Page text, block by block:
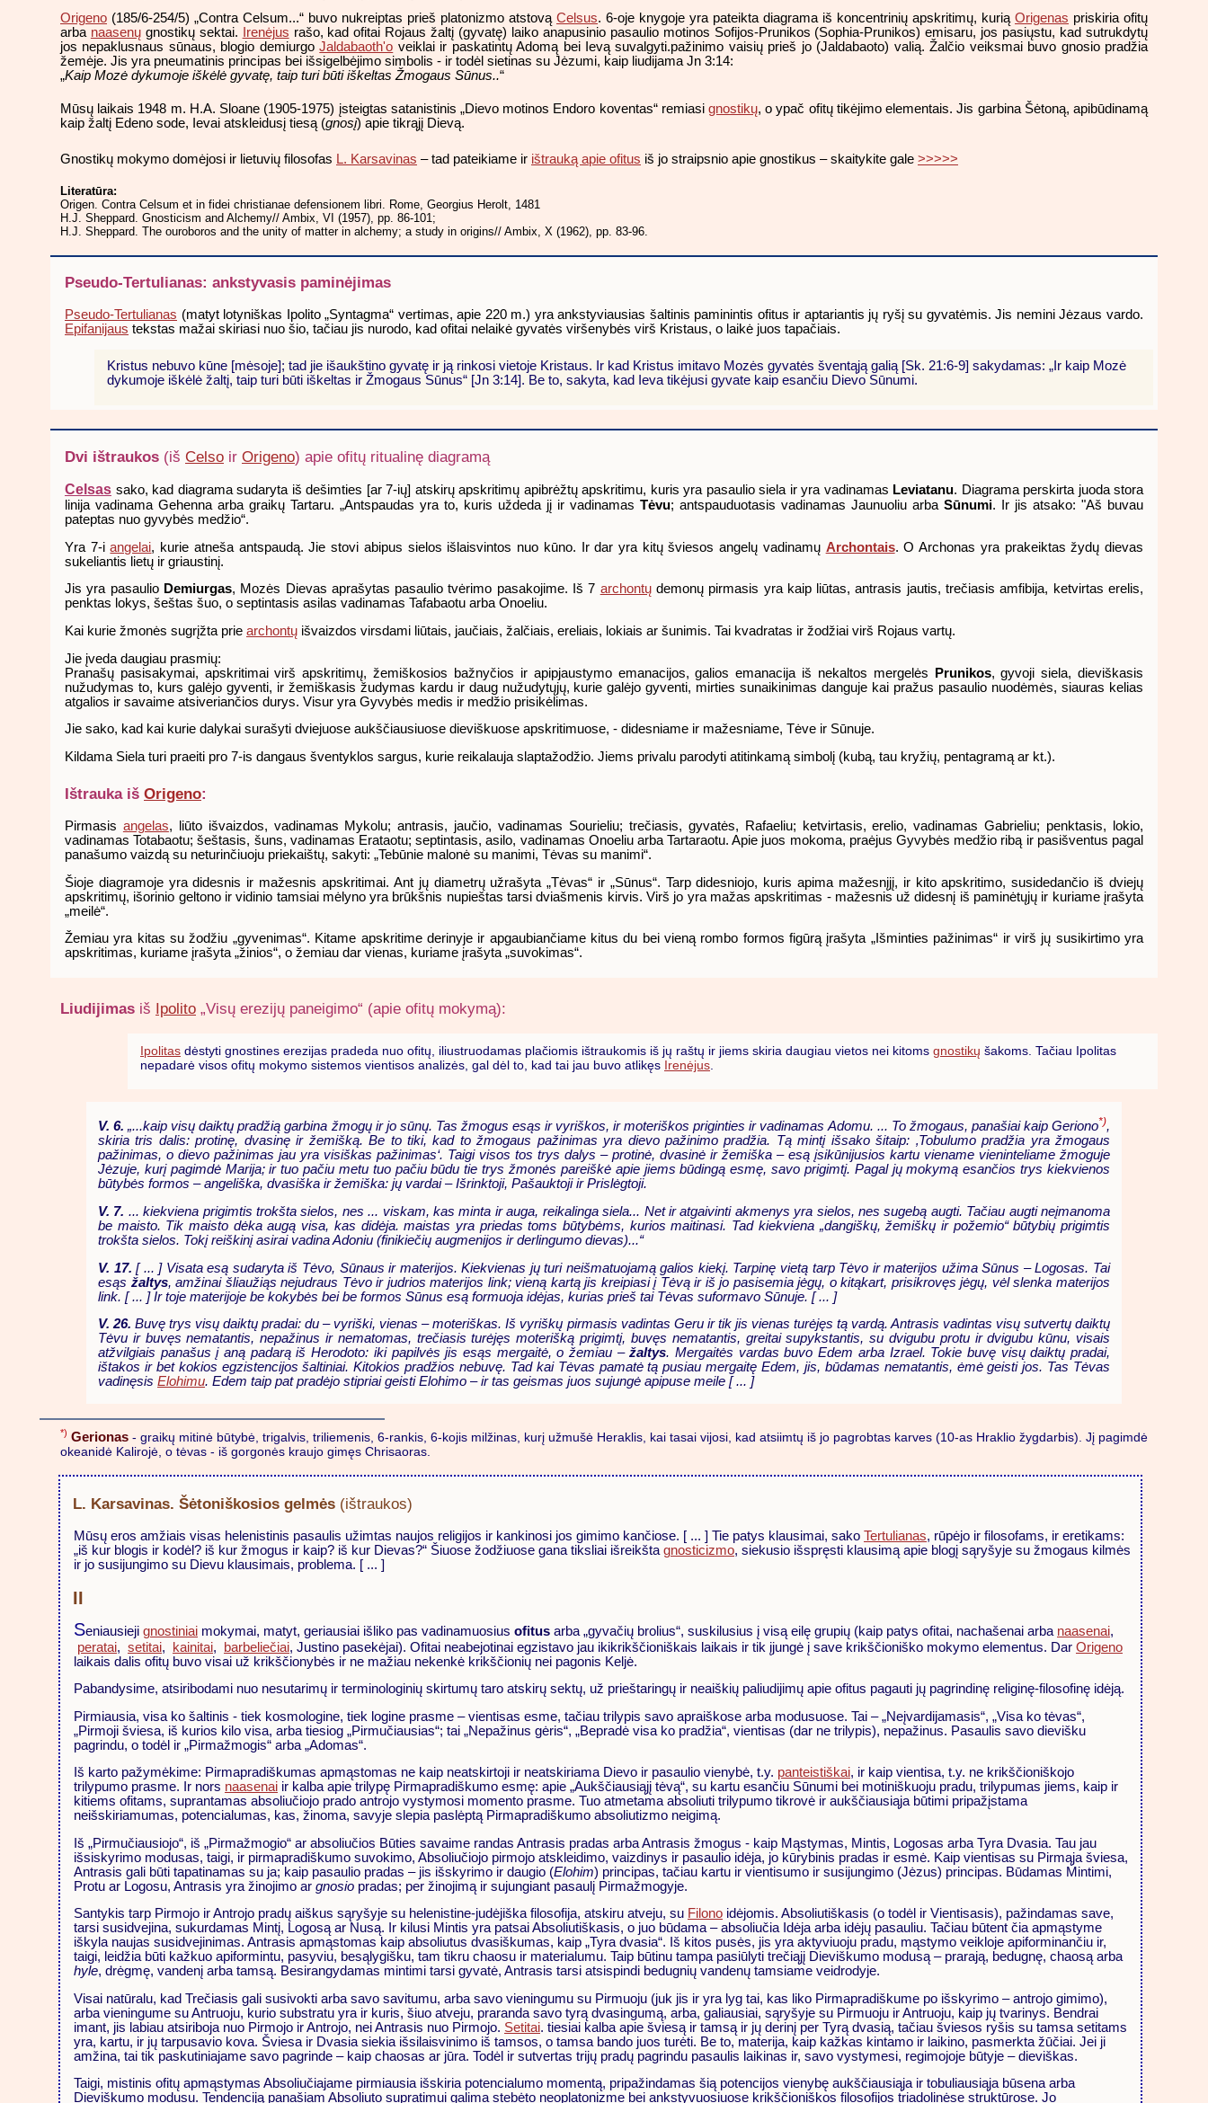
Origeno (185/6-254/5) „Contra Celsum...“ buvo nukreiptas prieš platonizmo atstovą Celsus. 6-oje knygoje yra pateikta diagrama iš koncentrinių apskritimų, kurią Origenas priskiria ofitų
arba naasenųgnostikų sektai. Irenėjus rašo, kad ofitai Rojaus žaltį (gyvatę) laiko anapusinio pasaulio motinos Sofijos-Prunikos (Sophia-Prunikos) emisaru, jos pasiųstu, kad sutrukdytų
jos nepaklusnaus sūnaus, blogio demiurgoJaldabaoth'o veiklai ir paskatintų Adomą bei Ievą suvalgyti.pažinimo vaisių prieš jo (Jaldabaoto) valią. Žalčio veiksmai buvo gnosio pradžia
žemėje. Jis yra pneumatinis principas bei išsigelbėjimo simbolis - ir todėl sietinas su Jėzumi, kaip liudijama Jn 3:14:
„Kaip Mozė dykumoje iškėlė gyvatę, taip turi būti iškeltas Žmogaus Sūnus..“
Mūsų laikais 1948 m. H.A. Sloane (1905-1975) įsteigtas satanistinis „Dievo motinos Endoro koventas“ remiasignostikų, o ypač ofitų tikėjimo elementais. Jis garbina Šėtoną, apibūdinamą
kaip žaltį Edeno sode, Ievai atskleidusį tiesą (gnosį) apie tikrąjį Dievą.
Gnostikų mokymo domėjosi ir lietuvių filosofas L. Karsavinas – tad pateikiame ir ištrauką apie ofitus iš jo straipsnio apie gnostikus – skaitykite gale >>>>>
Literatūra:
Origen. Contra Celsum et in fidei christianae defensionem libri. Rome, Georgius Herolt, 1481
H.J. Sheppard. Gnosticism and Alchemy// Ambix, VI (1957), pp. 86-101;
H.J. Sheppard. The ouroboros and the unity of matter in alchemy; a study in origins// Ambix, X (1962), pp. 83-96.
Pseudo-Tertulianas: ankstyvasis paminėjimas
Pseudo-Tertulianas (matyt lotyniškas Ipolito „Syntagma“ vertimas, apie 220 m.) yra ankstyviausias šaltinis paminintis ofitus ir aptariantis jų ryšį su gyvatėmis. Jis nemini Jėzaus vardo.
Epifanijaus tekstas mažai skiriasi nuo šio, tačiau jis nurodo, kad ofitai nelaikė gyvatės viršenybės virš Kristaus, o laikė juos tapačiais.
Kristus nebuvo kūne [mėsoje]; tad jie išaukštino gyvatę ir ją rinkosi vietoje Kristaus. Ir kad Kristus imitavo Mozės gyvatės šventąją galią [Sk. 21:6-9] sakydamas: „Ir kaip Mozė
dykumoje iškėlė žaltį, taip turi būti iškeltas ir Žmogaus Sūnus“ [Jn 3:14]. Be to, sakyta, kad Ieva tikėjusi gyvate kaip esančiu Dievo Sūnumi.
Dvi ištraukos (iš Celso ir Origeno) apie ofitų ritualinę diagramą
Celsas sako, kad diagrama sudaryta iš dešimties [ar 7-ių] atskirų apskritimų apibrėžtų apskritimu, kuris yra pasaulio siela ir yra vadinamas Leviatanu. Diagrama perskirta juoda stora
linija vadinama Gehenna arba graikų Tartaru. „Antspaudas yra to, kuris uždeda jį ir vadinamas Tėvu; antspauduotasis vadinamas Jaunuoliu arba Sūnumi. Ir jis atsako: "Aš buvau
pateptas nuo gyvybės medžio“.
Yra 7-iangelai, kurie atneša antspaudą. Jie stovi abipus sielos išlaisvintos nuo kūno. Ir dar yra kitų šviesos angelų vadinamų Archontais. O Archonas yra prakeiktas žydų dievas
sukeliantis lietų ir griaustinį.
Jis yra pasaulio Demiurgas, Mozės Dievas aprašytas pasaulio tvėrimo pasakojime. Iš 7 archontųdemonų pirmasis yra kaip liūtas, antrasis jautis, trečiasis amfibija, ketvirtas erelis,
penktas lokys, šeštas šuo, o septintasis asilas vadinamas Tafabaotu arba Onoeliu.
Kai kurie žmonės sugrįžta prie archontų išvaizdos virsdami liūtais, jaučiais, žalčiais, ereliais, lokiais ar šunimis. Tai kvadratas ir žodžiai virš Rojaus vartų.
Jie įveda daugiau prasmių:
Pranašų pasisakymai, apskritimai virš apskritimų, žemiškosios bažnyčios ir apipjaustymo emanacijos, galios emanacija iš nekaltos mergelės
Prunikos, gyvoji siela, dieviškasis
nužudymas to, kurs galėjo gyventi, ir žemiškasis žudymas kardu ir daug nužudytųjų, kurie galėjo gyventi, mirties sunaikinimas danguje kai pražus pasaulio nuodėmės, siauras kelias
atgalios ir savaime atsiveriančios durys. Visur yra Gyvybės medis ir medžio prisikėlimas.
Jie sako, kad kai kurie dalykai surašyti dviejuose aukščiausiuose dieviškuose apskritimuose, - didesniame ir mažesniame, Tėve ir Sūnuje.
Kildama Siela turi praeiti pro 7-is dangaus šventyklos sargus, kurie reikalauja slaptažodžio. Jiems privalu parodyti atitinkamą simbolį (kubą, tau kryžių, pentagramą ar kt.).
Ištrauka iš Origeno:
Pirmasis angelas, liūto išvaizdos, vadinamas Mykolu; antrasis, jaučio, vadinamas Sourieliu; trečiasis, gyvatės, Rafaeliu; ketvirtasis, erelio, vadinamas Gabrieliu; penktasis, lokio,
vadinamas Totabaotu; šeštasis, šuns, vadinamas Erataotu; septintasis, asilo, vadinamas Onoeliu arba Tartaraotu. Apie juos mokoma, praėjus Gyvybės medžio ribą ir pasišventus pagal
panašumo vaizdą su neturinčiuoju priekaištų, sakyti: „Tebūnie malonė su manimi, Tėvas su manimi“.
Šioje diagramoje yra didesnis ir mažesnis apskritimai. Ant jų diametrų užrašyta „Tėvas“ ir „Sūnus“. Tarp didesniojo, kuris apima mažesnįjį, ir kito apskritimo, susidedančio iš dviejų
apskritimų, išorinio geltono ir vidinio tamsiai mėlyno yra brūkšnis nupieštas tarsi dviašmenis kirvis. Virš jo yra mažas apskritimas - mažesnis už didesnį iš paminėtųjų ir kuriame įrašyta
„meilė“.
Žemiau yra kitas su žodžiu „gyvenimas“. Kitame apskritime derinyje ir apgaubiančiame kitus du bei vieną rombo formos figūrą įrašyta „Išminties pažinimas“ ir virš jų susikirtimo yra
apskritimas, kuriame įrašyta „žinios“, o žemiau dar vienas, kuriame įrašyta „suvokimas“.
Liudijimas iš Ipolito „Visų erezijų paneigimo“ (apie ofitų mokymą):
Ipolitas dėstyti gnostines erezijas pradeda nuo ofitų, iliustruodamas plačiomis ištraukomis iš jų raštų ir jiems skiria daugiau vietos nei kitoms gnostikų šakoms. Tačiau Ipolitas
nepadarė visos ofitų mokymo sistemos vientisos analizės, gal dėl to, kad tai jau buvo atlikęs Irenėjus
V. 6. „...kaip visų daiktų pradžią garbina žmogų ir jo sūnų. Tas žmogus esąs ir vyriškos, ir moteriškos priginties ir vadinamas Adomu. ... To žmogaus, panašiai kaip Geriono*),
skiria tris dalis: protinę, dvasinę ir žemišką. Be to tiki, kad to žmogaus pažinimas yra dievo pažinimo pradžia. Tą mintį išsako šitaip: ‚Tobulumo pradžia yra žmogaus
pažinimas, o dievo pažinimas jau yra visiškas pažinimas‘. Taigi visos tos trys dalys – protinė, dvasinė ir žemiška – esą įsikūnijusios kartu viename vieninteliame žmoguje
Jėzuje, kurį pagimdė Marija; ir tuo pačiu metu tuo pačiu būdu tie trys žmonės pareiškė apie jiems būdingą esmę, savo prigimtį. Pagal jų mokymą esančios trys kiekvienos
būtybės formos – angeliška, dvasiška ir žemiška: jų vardai – Išrinktoji, Pašauktoji ir Prislėgtoji.
V. 7. ... kiekviena prigimtis trokšta sielos, nes ... viskam, kas minta ir auga, reikalinga siela... Net ir atgaivinti akmenys yra sielos, nes sugebą augti. Tačiau augti neįmanoma
be maisto. Tik maisto dėka augą visa, kas didėja. maistas yra priedas toms būtybėms, kurios maitinasi. Tad kiekviena „dangiškų, žemiškų ir požemio“ būtybių prigimtis
trokšta sielos. Tokį reiškinį asirai vadina Adoniu (finikiečių augmenijos ir derlingumo dievas)...“
V. 17. [ ... ] Visata esą sudaryta iš Tėvo, Sūnaus ir materijos. Kiekvienas jų turi neišmatuojamą galios kiekį. Tarpinę vietą tarp Tėvo ir materijos užima Sūnus – Logosas. Tai
esąs žaltys, amžinai šliaužiąs nejudraus Tėvo ir judrios materijos link; vieną kartą jis kreipiasi į Tėvą ir iš jo pasisemia jėgų, o kitąkart, prisikrovęs jėgų, vėl slenka materijos
link. [ ... ] Ir toje materijoje be kokybės bei be formos Sūnus esą formuoja idėjas, kurias prieš tai Tėvas suformavo Sūnuje. [ ... ]
V. 26. Buvę trys visų daiktų pradai: du – vyriški, vienas – moteriškas. Iš vyriškų pirmasis vadintas Geru ir tik jis vienas turėjęs tą vardą. Antrasis vadintas visų sutvertų daiktų
Tėvu ir buvęs nematantis, nepažinus ir nematomas, trečiasis turėjęs moterišką prigimtį, buvęs nematantis, greitai supykstantis, su dvigubu protu ir dvigubu kūnu, visais
atžvilgiais panašus į aną padarą iš Herodoto: iki papilvės jis esąs mergaitė, o žemiau –žaltys. Mergaitės vardas buvo Edem arba Izrael. Tokie buvę visų daiktų pradai,
ištakos ir bet kokios egzistencijos šaltiniai. Kitokios pradžios nebuvę. Tad kai Tėvas pamatė tą pusiau mergaitę Edem, jis, būdamas nematantis, ėmė geisti jos. Tas Tėvas
vadinęsis Elohimu. Edem taip pat pradėjo stipriai geisti Elohimo – ir tas geismas juos sujungė apipuse meile [ ... ]
*) Gerionas - graikų mitinė būtybė, trigalvis, triliemenis, 6-rankis, 6-kojis milžinas, kurį užmušė Heraklis, kai tasai vijosi, kad atsiimtų iš jo pagrobtas karves (10-as Hraklio žygdarbis). Jį pagimdė
okeanidė Kalirojė, o tėvas - iš gorgonės kraujo gimęs Chrisaoras.
L. Karsavinas. Šėtoniškosios gelmės (ištraukos)
Mūsų eros amžiais visas helenistinis pasaulis užimtas naujos religijos ir kankinosi jos gimimo kančiose. [ ... ] Tie patys klausimai, sako Tertulianas, rūpėjo ir filosofams, ir eretikams:
„iš kur blogis ir kodėl? iš kur žmogus ir kaip? iš kur Dievas?“ Šiuose žodžiuose gana tiksliai išreikštagnosticizmo, siekusio išspręsti klausimą apie blogį sąryšyje su žmogaus kilmės
ir jo susijungimo su Dievu klausimais, problema. [ ... ]
II
Seniausieji gnostiniai mokymai, matyt, geriausiai išliko pas vadinamuosius ofitus arba „gyvačių brolius“, suskilusius į visą eilę grupių (kaip patys ofitai, nachašenai arba naasenai,
peratai, setitai, kainitai, barbeliečiai, Justino pasekėjai). Ofitai neabejotinai egzistavo jau ikikrikščioniškais laikais ir tik įjungė į save krikščioniško mokymo elementus. Dar Origeno
laikais dalis ofitų buvo visai už krikščionybės ir ne mažiau nekenkė krikščionių nei pagonis Keljė.
Pabandysime, atsiribodami nuo nesutarimų ir terminologinių skirtumų taro atskirų sektų, už prieštaringų ir neaiškių paliudijimų apie ofitus pagauti jų pagrindinę religinę-filosofinę idėją.
Pirmiausia, visa ko šaltinis - tiek kosmologine, tiek logine prasme – vientisas esme, tačiau trilypis savo apraiškose arba modusuose. Tai – „Neįvardijamasis“, „Visa ko tėvas“,
„Pirmoji šviesa, iš kurios kilo visa, arba tiesiog „Pirmučiausias“; tai „Nepažinus gėris“, „Bepradė visa ko pradžia“, vientisas (dar ne trilypis), nepažinus. Pasaulis savo dievišku
pagrindu, o todėl ir „Pirmažmogis“ arba „Adomas“.
Iš karto pažymėkime: Pirmapradiškumas apmąstomas ne kaip neatskirtoji ir neatskiriama Dievo ir pasaulio vienybė, t.y. panteistiškai, ir kaip vientisa, t.y. ne krikščioniškojo
trilypumo prasme. Ir nors naasenai ir kalba apie trilypę Pirmapradiškumo esmę: apie „Aukščiausiąjį tėvą“, su kartu esančiu Sūnumi bei motiniškuoju pradu, trilypumas jiems, kaip ir
kitiems ofitams, suprantamas absoliučiojo prado antrojo vystymosi momento prasme. Tuo atmetama absoliuti trilypumo tikrovė ir aukščiausiąja būtimi pripažįstama
neišskiriamumas, potencialumas, kas, žinoma, savyje slepia paslėptą Pirmapradiškumo absoliutizmo neigimą.
Iš „Pirmučiausiojo“, iš „Pirmažmogio“ ar absoliučios Būties savaime randas Antrasis pradas arba Antrasis žmogus - kaip Mąstymas, Mintis, Logosas arba Tyra Dvasia. Tau jau
išsiskyrimo modusas, taigi, ir pirmapradiškumo suvokimo, Absoliučiojo pirmojo atskleidimo, vaizdinys ir pasaulio idėja, jo kūrybinis pradas ir esmė. Kaip vientisas su Pirmąja šviesa,
Antrasis gali būti tapatinamas su ja; kaip pasaulio pradas – jis išskyrimo ir daugio (Elohim) principas, tačiau kartu ir vientisumo ir susijungimo (Jėzus) principas. Būdamas Mintimi,
Protu ar Logosu, Antrasis yra žinojimo ar gnosio pradas; per žinojimą ir sujungiant pasaulį Pirmažmogyje.
Santykis tarp Pirmojo ir Antrojo pradų aiškus sąryšyje su helenistine-judėjiška filosofija, atskiru atveju, su Filono idėjomis. Absoliutiškasis (o todėl ir Vientisasis), pažindamas save,
tarsi susidvejina, sukurdamas Mintį, Logosą ar Nusą. Ir kilusi Mintis yra patsai Absoliutiškasis, o juo būdama – absoliučia Idėja arba idėjų pasauliu. Tačiau būtent čia apmąstyme
iškyla naujas susidvejinimas. Antrasis apmąstomas kaip absoliutus dvasiškumas, kaip „Tyra dvasia“. Iš kitos pusės, jis yra aktyviuoju pradu, mąstymo veikloje apiforminančiu ir,
taigi, leidžia būti kažkuo apiformintu, pasyviu, besąlygišku, tam tikru chaosu ir materialumu. Taip būtinu tampa pasiūlyti trečiąjį Dieviškumo modusą – prarają, bedugnę, chaosą arba
hyle, drėgmę, vandenį arba tamsą. Besirangydamas mintimi tarsi gyvatė, Antrasis tarsi atsispindi bedugnių vandenų tamsiame veidrodyje.
Visai natūralu, kad Trečiasis gali susivokti arba savo savitumu, arba savo vieningumu su Pirmuoju (juk jis ir yra lyg tai, kas liko Pirmapradiškume po išskyrimo – antrojo gimimo),
arba vieningume su Antruoju, kurio substratu yra ir kuris, šiuo atveju, praranda savo tyrą dvasingumą, arba, galiausiai, sąryšyje su Pirmuoju ir Antruoju, kaip jų tvarinys. Bendrai
imant, jis labiau atsiriboja nuo Pirmojo ir Antrojo, nei Antrasis nuo Pirmojo. Setitai. tiesiai kalba apie šviesą ir tamsą ir jų derinį per Tyrą dvasią, tačiau šviesos ryšis su tamsa setitams
yra, kartu, ir jų tarpusavio kova. Šviesa ir Dvasia siekia išsilaisvinimo iš tamsos, o tamsa bando juos turėti. Be to, materija, kaip kažkas kintamo ir laikino, pasmerkta žūčiai. Jei ji
amžina, tai tik paskutiniajame savo pagrinde – kaip chaosas ar jūra. Todėl ir sutvertas trijų pradų pagrindu pasaulis laikinas ir, savo vystymesi, regimojoje būtyje – dieviškas.
Taigi, mistinis ofitų apmąstymas Absoliučiajame pirmiausia išskiria potencialumo momentą, pripažindamas šią potencijos vienybę aukščiausiąja ir tobuliausiąja būsena arba
Dieviškumo modusu. Tendenciją panašiam Absoliuto supratimui galima stebėto neoplatonizme bei ankstyvuosiuose krikščioniškos filosofijos triadolinėse struktūrose. Jo